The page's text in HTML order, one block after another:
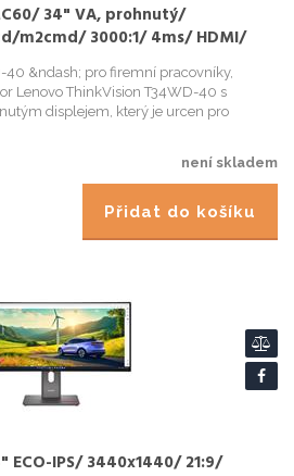
34" VA, prohnutý/
m2cmd/ 3000:1/ 4ms/ HDMI/
40 &ndash; pro firemní pracovníky,
Lenovo ThinkVision T34WD-40 s
displejem, který je urcen pro
není skladem
Přidat do košíku
ECO-IPS/ 3440x1440/ 21:9/